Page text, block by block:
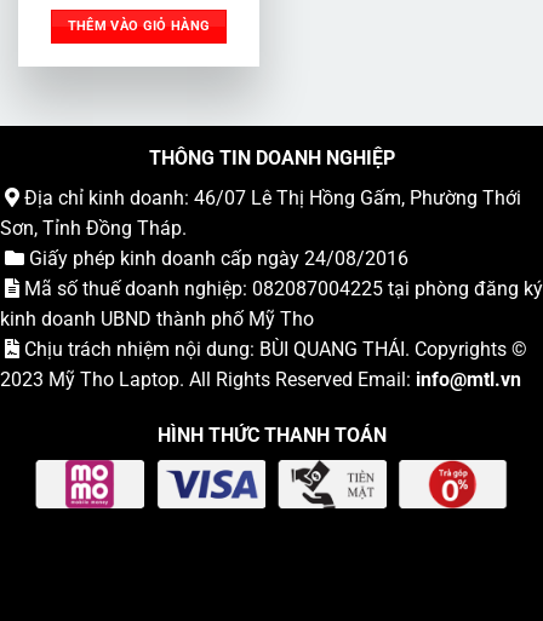
là:
390.000₫.
300.000₫.
THÊM VÀO GIỎ HÀNG
THÔNG TIN DOANH NGHIỆP
Địa chỉ kinh doanh: 46/07 Lê Thị Hồng Gấm, Phường Thới
Sơn, Tỉnh Đồng Tháp.
Giấy phép kinh doanh cấp ngày 24/08/2016
Mã số thuế doanh nghiệp: 082087004225 tại phòng đăng ký
kinh doanh UBND thành phố Mỹ Tho
Chịu trách nhiệm nội dung: BÙI QUANG THÁI. Copyrights ©
2023 Mỹ Tho Laptop. All Rights Reserved Email: info@mtl.vn
HÌNH THỨC THANH TOÁN